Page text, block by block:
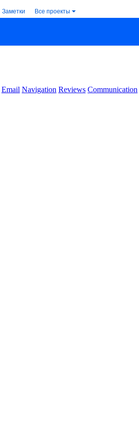
Заметки Все проекты
Email Navigation Reviews Communication